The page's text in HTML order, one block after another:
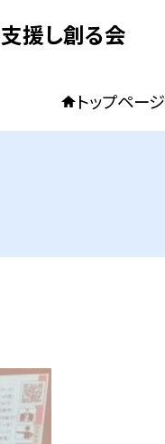
援し創る会
トップページ